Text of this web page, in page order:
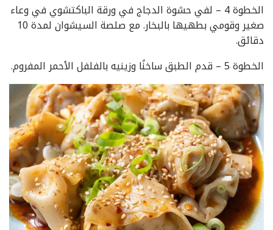
الخطوة 4 – لفي حشوة الدجاج في ورقة الباكتشوي في وعاء
صغير وقومي بطهيها بالبخار. مع صلصة السيشوان لمدة 10
دقائق.
الخطوة 5 – قدم الطبق ساخنًا وزينيه بالفلفل الأحمر المفروم.